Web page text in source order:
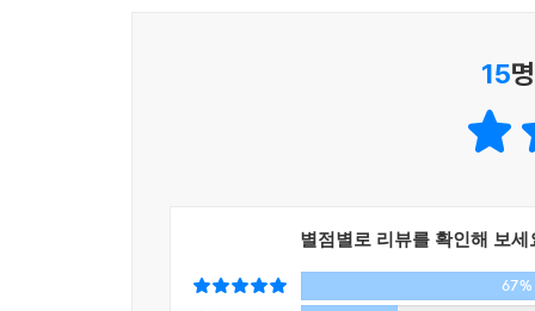
길에서 배수로를 따라 흘러내려 오는 막대기나
럼 붙여놓기도 하고요. 스펙터클하고 특이한 것
자에게 있어 무척 중요한 일이랍니다.
--- p.198「‘깊은 심심함’ 에르베 튈레」중에서
상상력과 창의성이 폭발한다며 아무것도 하지
오래 보기’를 제안했다. 우리와 비슷한 문화에
『조금 부족해도 괜찮아』의 베아트리체 알레마
없어서 불행했다던 벵자맹 쇼나 베아트리체 알레
15
별점별로 리뷰를 확인해 보세
67%